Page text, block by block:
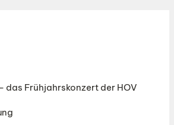
das Frühjahrskonzert der HOV